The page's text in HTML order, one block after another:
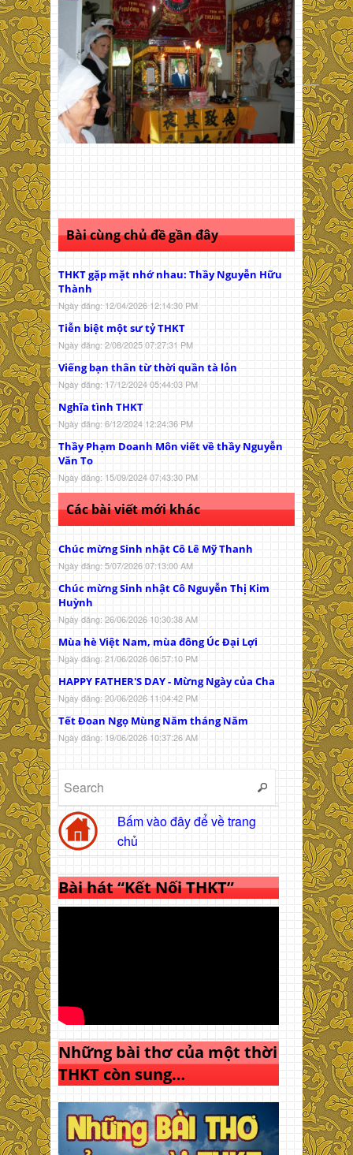
Bài cùng chủ đề gần đây
THKT gặp mặt nhớ nhau: Thầy Nguyễn Hữu
Thành
Ngày đăng: 12/04/2026 12:14:30 PM
Tiễn biệt một sư tỷ THKT
Ngày đăng: 2/08/2025 07:27:31 PM
Viếng bạn thân từ thời quần tà lỏn
Ngày đăng: 17/12/2024 05:44:03 PM
Nghĩa tình THKT
Ngày đăng: 6/12/2024 12:24:36 PM
Thầy Phạm Doanh Môn viết về thầy Nguyễn
Văn To
Ngày đăng: 15/09/2024 07:43:30 PM
Các bài viết mới khác
Chúc mừng Sinh nhật Cô Lê Mỹ Thanh
Ngày đăng: 5/07/2026 07:13:00 AM
Chúc mừng Sinh nhật Cô Nguyễn Thị Kim
Huỳnh
Ngày đăng: 26/06/2026 10:30:38 AM
Mùa hè Việt Nam, mùa đông Úc Đại Lợi
Ngày đăng: 21/06/2026 06:57:10 PM
HAPPY FATHER'S DAY - Mừng Ngày của Cha
Ngày đăng: 20/06/2026 11:04:42 PM
Tết Đoan Ngọ Mùng Năm tháng Năm
Ngày đăng: 19/06/2026 10:37:26 AM
Bấm vào đây để về trang
chủ
Bài hát “Kết Nối THKT”
Những bài thơ của một thời
THKT còn sung…